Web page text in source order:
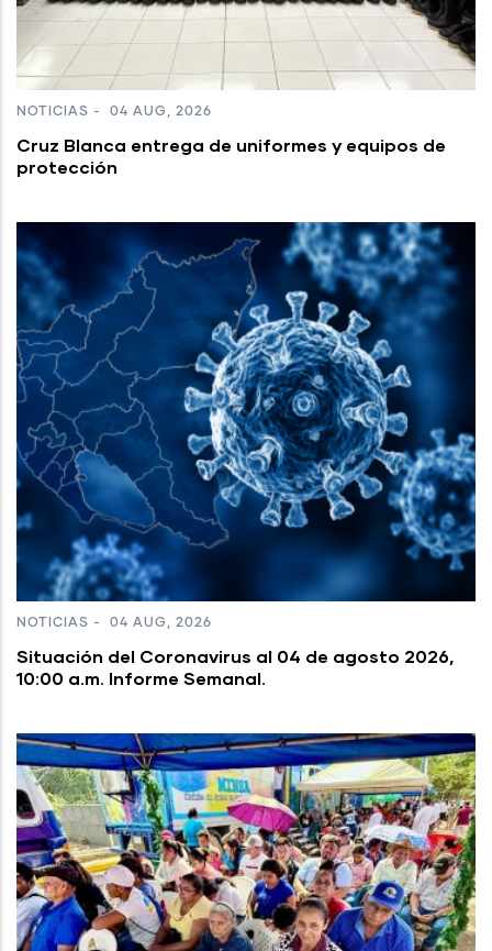
NOTICIAS - 04 AUG, 2026
Cruz Blanca entrega de uniformes y equipos de
protección
NOTICIAS - 04 AUG, 2026
Situación del Coronavirus al 04 de agosto 2026,
10:00 a.m. Informe Semanal.